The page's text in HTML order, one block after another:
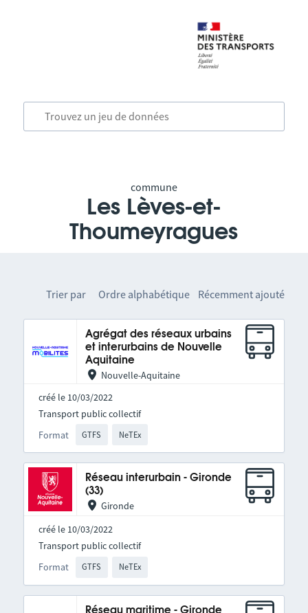
commune
Les Lèves-et-
Thoumeyragues
Trier par Ordre alphabétique Récemment ajouté
Agrégat des réseaux urbains
et interurbains de Nouvelle
Aquitaine
Nouvelle-Aquitaine
créé le 10/03/2022
Format GTFS NeTEx
Transport public collectif
Réseau interurbain - Gironde
(33)
Gironde
créé le 10/03/2022
Format GTFS NeTEx
Transport public collectif
Réseau maritime - Gironde